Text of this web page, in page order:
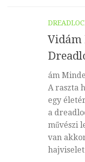
Vidám
ám
A raszta
egy
a
művészi
van